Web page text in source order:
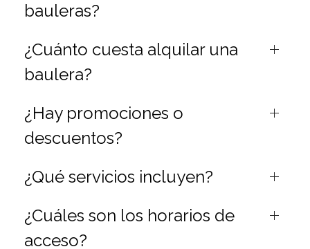
bauleras?
¿Cuánto cuesta alquilar una
baulera?
¿Hay promociones o
descuentos?
¿Qué servicios incluyen?
¿Cuáles son los horarios de
acceso?